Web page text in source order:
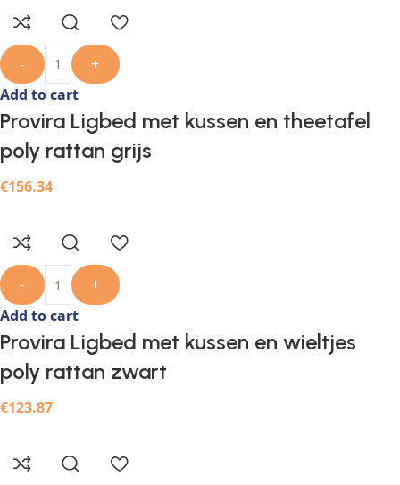
-
+
Add to cart
Provira Ligbed met kussen en theetafel
poly rattan grijs
€156.34
-
+
Add to cart
Provira Ligbed met kussen en wieltjes
poly rattan zwart
€123.87